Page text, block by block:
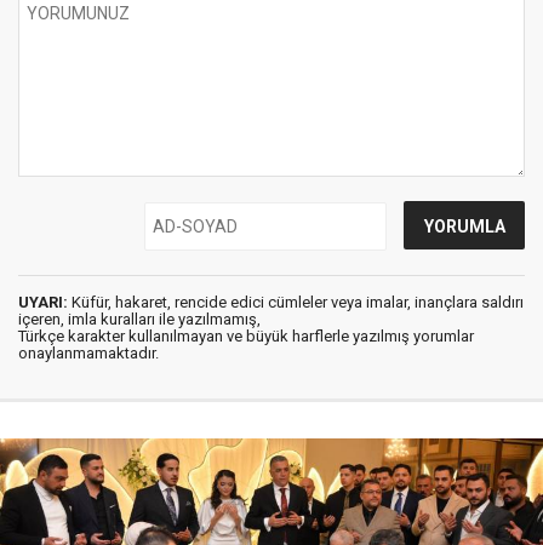
UYARI: Küfür, hakaret, rencide edici cümleler veya imalar, inançlara saldırı
içeren, imla kuralları ile yazılmamış,
Türkçe karakter kullanılmayan ve büyük harflerle yazılmış yorumlar
onaylanmamaktadır.